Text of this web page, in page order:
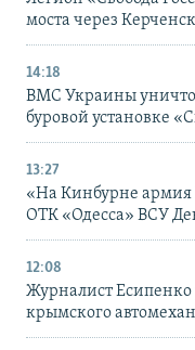
моста через
14:18
ВМС Украины
буровой установке
13:27
«На Кинбурне армия
ОТК «Одесса» ВСУ
12:08
Журналист Есипенко
крымского